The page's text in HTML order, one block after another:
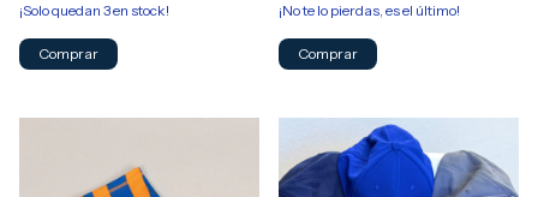
¡Solo quedan 3en stock!
¡No te lo pierdas, es el último!